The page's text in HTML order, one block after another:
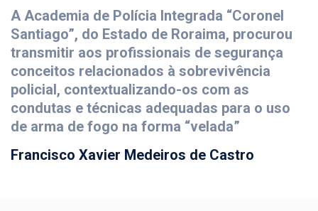
A Academia de Polícia Integrada “Coronel
Santiago”, do Estado de Roraima, procurou
transmitir aos profissionais de segurança
conceitos relacionados à sobrevivência
policial, contextualizando-os com as
condutas e técnicas adequadas para o uso
de arma de fogo na forma “velada”
Francisco Xavier Medeiros de Castro